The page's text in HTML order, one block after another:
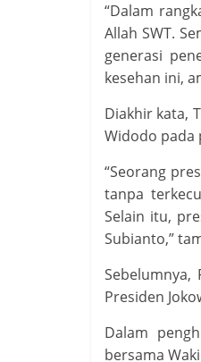
“Dalam
Allah SWT.
generasi
kesehan ini,
Diakhir kata,
Widodo pada
“Seorang
tanpa
Selain itu,
Subianto,”
Presiden
Dalam
bersama